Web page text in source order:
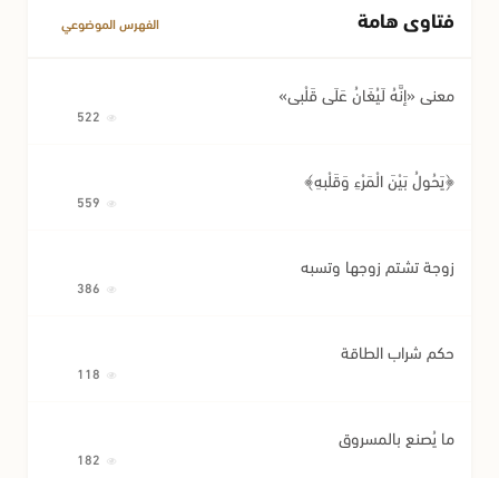
فتاوى هامة الفهرس الموضوعي
معنى «إِنَّهُ لَيُغَانُ عَلَى قَلْبِي»
﴿يَحُولُ بَيْنَ الْمَرْءِ وَقَلْبِهِ﴾
زوجة تشتم زوجها وتسبه
حكم شراب الطاقة
ما يُصنع بالمسروق